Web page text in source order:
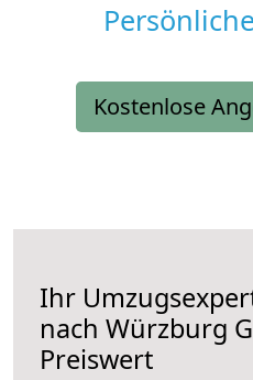
Kostenlose
Ihr
nach Würzburg
Preiswert